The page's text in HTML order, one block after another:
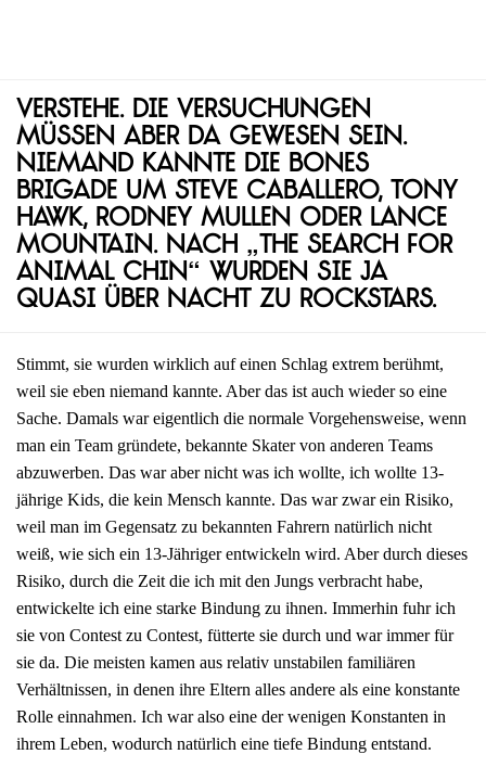
Verstehe. Die Versuchungen
müssen aber da gewesen sein.
Niemand kannte die Bones
Brigade um Steve Caballero, Tony
Hawk, Rodney Mullen oder Lance
Mountain. Nach „The Search for
Animal Chin“ wurden sie ja
quasi über Nacht zu Rockstars.
Stimmt, sie wurden wirklich auf einen Schlag extrem berühmt,
weil sie eben niemand kannte. Aber das ist auch wieder so eine
Sache. Damals war eigentlich die normale Vorgehensweise, wenn
man ein Team gründete, bekannte Skater von anderen Teams
abzuwerben. Das war aber nicht was ich wollte, ich wollte 13-
jährige Kids, die kein Mensch kannte. Das war zwar ein Risiko,
weil man im Gegensatz zu bekannten Fahrern natürlich nicht
weiß, wie sich ein 13-Jähriger entwickeln wird. Aber durch dieses
Risiko, durch die Zeit die ich mit den Jungs verbracht habe,
entwickelte ich eine starke Bindung zu ihnen. Immerhin fuhr ich
sie von Contest zu Contest, fütterte sie durch und war immer für
sie da. Die meisten kamen aus relativ unstabilen familiären
Verhältnissen, in denen ihre Eltern alles andere als eine konstante
Rolle einnahmen. Ich war also eine der wenigen Konstanten in
ihrem Leben, wodurch natürlich eine tiefe Bindung entstand.